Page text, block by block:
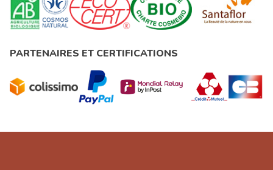
PARTENAIRES ET CERTIFICATIONS